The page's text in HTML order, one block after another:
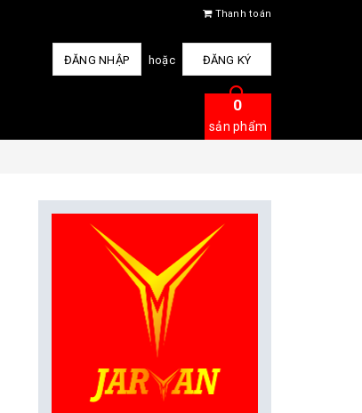
Thanh toán
ĐĂNG NHẬP hoặc ĐĂNG KÝ
0
sản phẩm